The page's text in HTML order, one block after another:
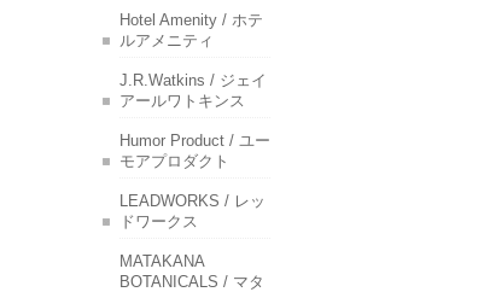
Hotel Amenity / ホテ
ルアメニティ
J.R.Watkins / ジェイ
アールワトキンス
Humor Product / ユー
モアプロダクト
LEADWORKS / レッ
ドワークス
MATAKANA
BOTANICALS / マタ